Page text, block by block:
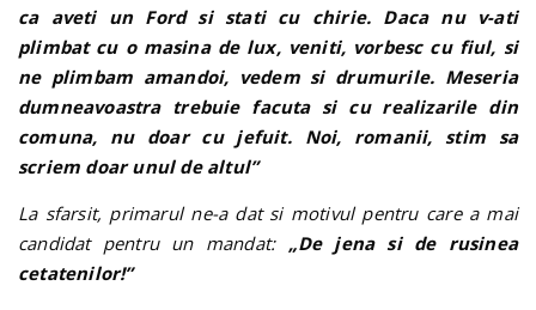
ca aveti un Ford si stati cu chirie. Daca nu v-ati
plimbat cu o masina de lux, veniti, vorbesc cu fiul, si
ne plimbam amandoi, vedem si drumurile. Meseria
dumneavoastra trebuie facuta si cu realizarile din
comuna, nu doar cu jefuit. Noi, romanii, stim sa
scriem doar unul de altul”
La sfarsit, primarul ne-a dat si motivul pentru care a mai
candidat pentru un mandat: „De jena si de rusinea
cetatenilor!”